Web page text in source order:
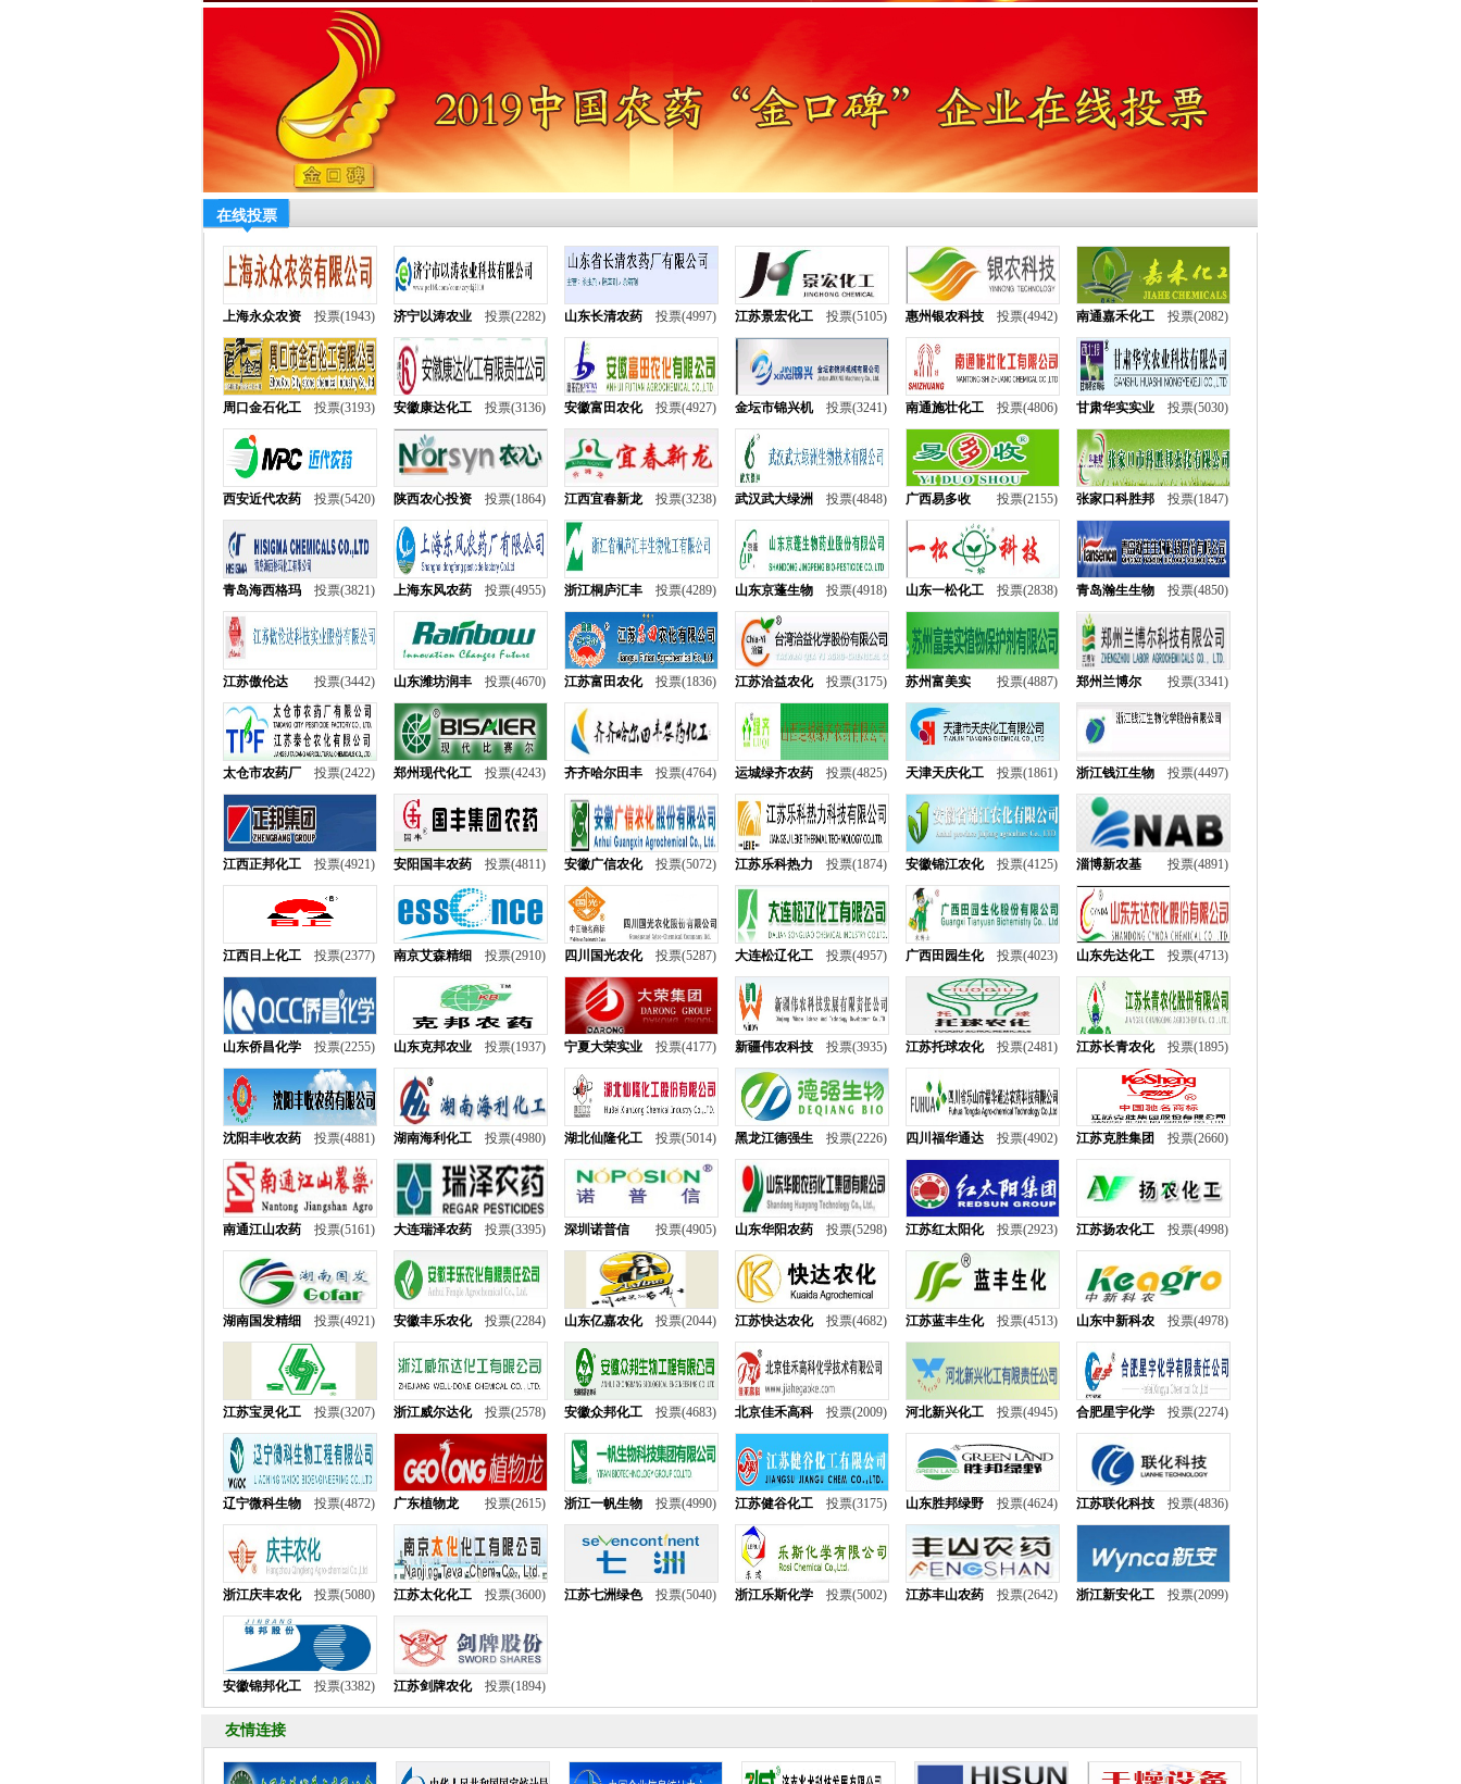
在线投票
上海永众农资 投票(1943) 济宁以涛农业 投票(2282) 山东长清农药 投票(4997) 江苏景宏化工 投票(5105) 惠州银农科技 投票(4942) 南通嘉禾化工 投票(2082)
周口金石化工 投票(3193) 安徽康达化工 投票(3136) 安徽富田农化 投票(4927) 金坛市锦兴机 投票(3241) 南通施壮化工 投票(4806) 甘肃华实实业 投票(5030)
西安近代农药 投票(5420) 陕西农心投资 投票(1864) 江西宜春新龙 投票(3238) 武汉武大绿洲 投票(4848) 广西易多收 投票(2155) 张家口科胜邦 投票(1847)
青岛海西格玛 投票(3821) 上海东风农药 投票(4955) 浙江桐庐汇丰 投票(4289) 山东京蓬生物 投票(4918) 山东一松化工 投票(2838) 青岛瀚生生物 投票(4850)
江苏傲伦达 投票(3442) 山东潍坊润丰 投票(4670) 江苏富田农化 投票(1836) 江苏洽益农化 投票(3175) 苏州富美实 投票(4887) 郑州兰博尔 投票(3341)
太仓市农药厂 投票(2422) 郑州现代化工 投票(4243) 齐齐哈尔田丰 投票(4764) 运城绿齐农药 投票(4825) 天津天庆化工 投票(1861) 浙江钱江生物 投票(4497)
江西正邦化工 投票(4921) 安阳国丰农药 投票(4811) 安徽广信农化 投票(5072) 江苏乐科热力 投票(1874) 安徽锦江农化 投票(4125) 淄博新农基 投票(4891)
江西日上化工 投票(2377) 南京艾森精细 投票(2910) 四川国光农化 投票(5287) 大连松辽化工 投票(4957) 广西田园生化 投票(4023) 山东先达化工 投票(4713)
山东侨昌化学 投票(2255) 山东克邦农业 投票(1937) 宁夏大荣实业 投票(4177) 新疆伟农科技 投票(3935) 江苏托球农化 投票(2481) 江苏长青农化 投票(1895)
沈阳丰收农药 投票(4881) 湖南海利化工 投票(4980) 湖北仙隆化工 投票(5014) 黑龙江德强生 投票(2226) 四川福华通达 投票(4902) 江苏克胜集团 投票(2660)
南通江山农药 投票(5161) 大连瑞泽农药 投票(3395) 深圳诺普信 投票(4905) 山东华阳农药 投票(5298) 江苏红太阳化 投票(2923) 江苏扬农化工 投票(4998)
湖南国发精细 投票(4921) 安徽丰乐农化 投票(2284) 山东亿嘉农化 投票(2044) 江苏快达农化 投票(4682) 江苏蓝丰生化 投票(4513) 山东中新科农 投票(4978)
江苏宝灵化工 投票(3207) 浙江威尔达化 投票(2578) 安徽众邦化工 投票(4683) 北京佳禾高科 投票(2009) 河北新兴化工 投票(4945) 合肥星宇化学 投票(2274)
辽宁微科生物 投票(4872) 广东植物龙 投票(2615) 浙江一帆生物 投票(4990) 江苏健谷化工 投票(3175) 山东胜邦绿野 投票(4624) 江苏联化科技 投票(4836)
浙江庆丰农化 投票(5080) 江苏太化化工 投票(3600) 江苏七洲绿色 投票(5040) 浙江乐斯化学 投票(5002) 江苏丰山农药 投票(2642) 浙江新安化工 投票(2099)
安徽锦邦化工 投票(3382) 江苏剑牌农化 投票(1894)
友情连接